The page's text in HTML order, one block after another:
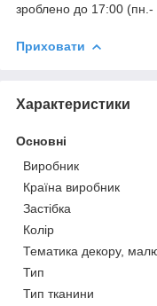
зроблено до 17:00 (пн.-
Приховати
Характеристики
Основні
Виробник
Країна виробник
Застібка
Колір
Тематика декору,
Тип
Тип тканини